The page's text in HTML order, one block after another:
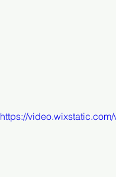
https://